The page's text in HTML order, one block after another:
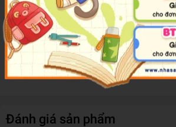
năm của học giả Nhật bản Yūrō Teshima
Thái, về cách mà người Do Thái sinh tồn
trong đời sống của họ, về lối sống và lối
trong các lĩnh vực kinh tế, giáo dục, xã hội,
giáo...
Đánh giá sản phẩm